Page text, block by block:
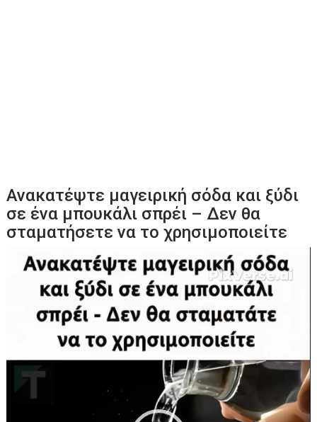
Ανακατέψτε μαγειρική σόδα και ξύδι
σε ένα μπουκάλι σπρέι – Δεν θα
σταματήσετε να το χρησιμοποιείτε
Πρόγραμμα
Αναπαραγωγής
Βίντεο